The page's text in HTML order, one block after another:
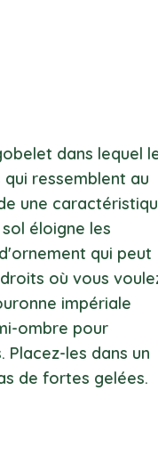
dans lequel
ressemblent au
une
éloigne les
qui peut
où vous
impériale
ombre pour
les dans un
de fortes gelées.